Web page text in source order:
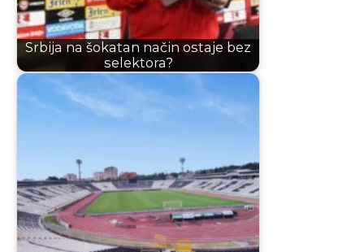
Srbija na šokatan način ostaje bez
selektora?